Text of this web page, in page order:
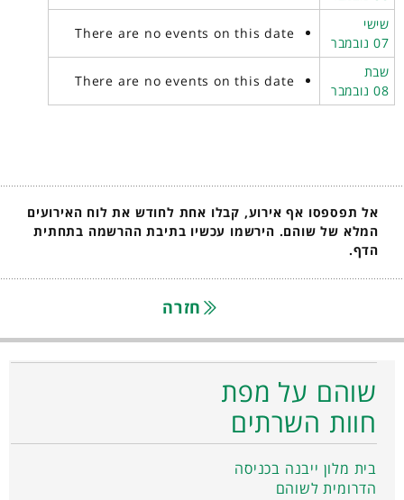
שישי
07 נובמבר
There are no events on this date
שבת
08 נובמבר
There are no events on this date
אל תפספסו אף אירוע, קבלו אחת לחודש את לוח האירועים
המלא של שוהם. הירשמו עכשיו בתיבת ההרשמה בתחתית
הדף.
חזרה
שוהם על מפת
חוות השרתים
בית מלון ייבנה בכניסה
הדרומית לשוהם